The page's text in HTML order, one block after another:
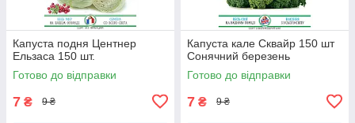
Капуста подня Центнер
Ельзаса 150 шт.
Готово до відправки
7 ₴ 9 ₴
Капуста кале Сквайр 150 шт
Сонячний березень
Готово до відправки
7 ₴ 9 ₴